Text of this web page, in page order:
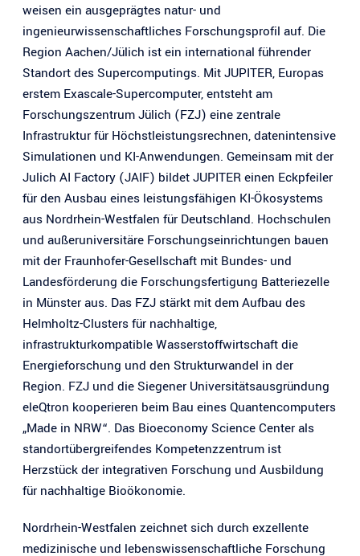
weisen ein ausgeprägtes natur- und
ingenieurwissenschaftliches Forschungsprofil auf. Die
Region Aachen/Jülich ist ein international führender
Standort des Supercomputings. Mit JUPITER, Europas
erstem Exascale-Supercomputer, entsteht am
Forschungszentrum Jülich (FZJ) eine zentrale
Infrastruktur für Höchstleistungsrechnen, datenintensive
Simulationen und KI-Anwendungen. Gemeinsam mit der
Julich AI Factory (JAIF) bildet JUPITER einen Eckpfeiler
für den Ausbau eines leistungsfähigen KI-Ökosystems
aus Nordrhein-Westfalen für Deutschland. Hochschulen
und außeruniversitäre Forschungseinrichtungen bauen
mit der Fraunhofer-Gesellschaft mit Bundes- und
Landesförderung die Forschungsfertigung Batteriezelle
in Münster aus. Das FZJ stärkt mit dem Aufbau des
Helmholtz-Clusters für nachhaltige,
infrastrukturkompatible Wasserstoffwirtschaft die
Energieforschung und den Strukturwandel in der
Region. FZJ und die Siegener Universitätsausgründung
eleQtron kooperieren beim Bau eines Quantencomputers
„Made in NRW“. Das Bioeconomy Science Center als
standortübergreifendes Kompetenzzentrum ist
Herzstück der integrativen Forschung und Ausbildung
für nachhaltige Bioökonomie.
Nordrhein-Westfalen zeichnet sich durch exzellente
medizinische und lebenswissenschaftliche Forschung